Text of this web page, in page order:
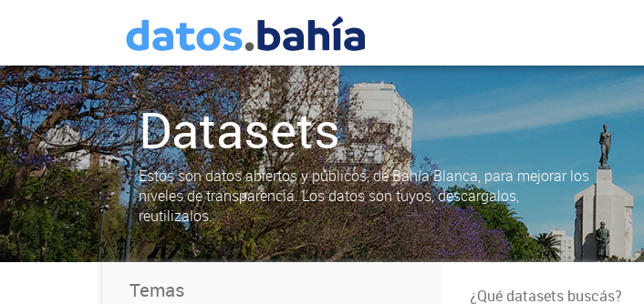
Datasets
Estos son datos abiertos y públicos, de Bahía Blanca, para mejorar los
niveles de transparencia. Los datos son tuyos, descargalos,
reutilizalos.
Temas